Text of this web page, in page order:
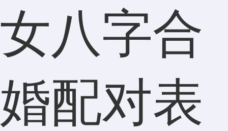
女八字合
婚配对表